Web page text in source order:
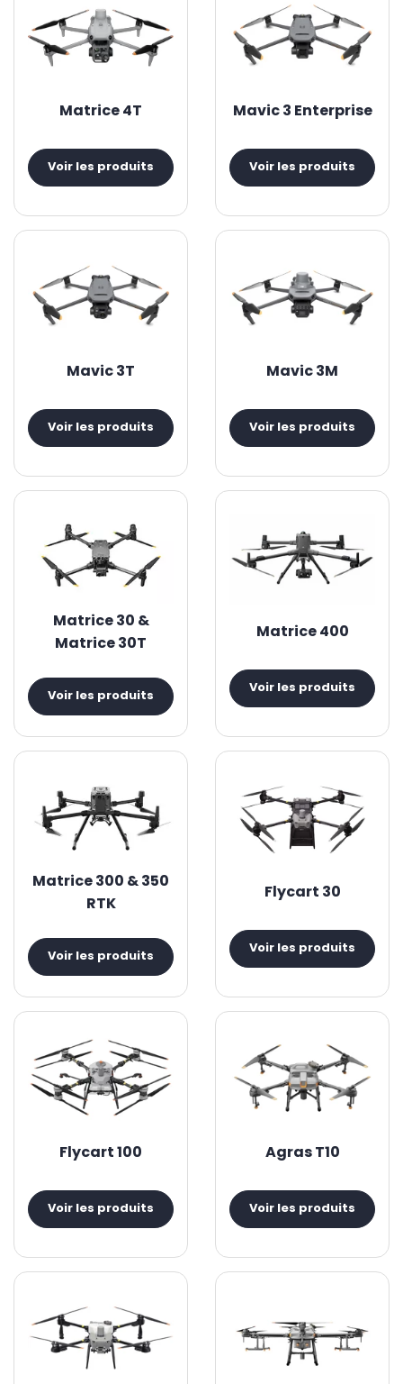
Matrice 4T
Voir les produits
Mavic 3 Enterprise
Voir les produits
Mavic 3T
Voir les produits
Mavic 3M
Voir les produits
Matrice 30 &
Matrice 30T
Voir les produits
Matrice 400
Voir les produits
Matrice 300 & 350
RTK
Voir les produits
Flycart 30
Voir les produits
Flycart 100
Voir les produits
Agras T10
Voir les produits